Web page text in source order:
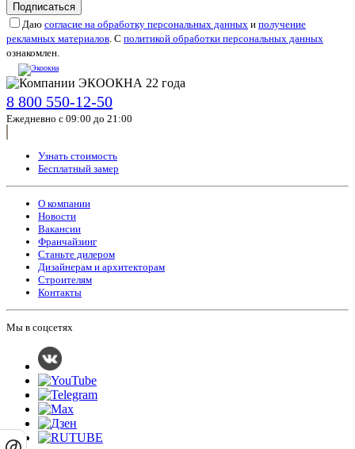
Подписаться
Даю согласие на обработку персональных данных и получение
рекламных материалов. С политикой обработки персональных данных
ознакомлен.
8 800 550-12-50
Ежедневно с 09:00 до 21:00
Узнать стоимость
Бесплатный замер
О компании
Новости
Вакансии
Франчайзинг
Станьте дилером
Дизайнерам и архитекторам
Строителям
Контакты
Мы в соцсетях